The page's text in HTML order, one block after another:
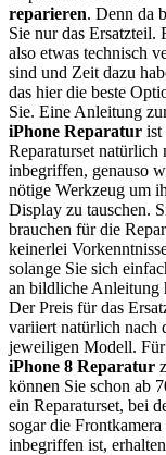
reparieren. Denn da
Sie nur das Ersatzteil.
also etwas technisch
sind und Zeit dazu
das hier die beste
Sie. Eine Anleitung
iPhone Reparatur ist
Reparaturset natürlich
inbegriffen, genauso
nötige Werkzeug um
Display zu tauschen.
brauchen für die
keinerlei
solange Sie sich
an bildliche Anleitung
Der Preis für das
variiert natürlich nach
jeweiligen Modell.
iPhone 8 Reparatur
können Sie schon ab
ein Reparaturset, bei
sogar die
inbegriffen ist,